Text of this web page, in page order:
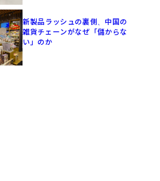
新製品ラッシュの裏側、中国の
雑貨チェーンがなぜ「儲からな
い」のか